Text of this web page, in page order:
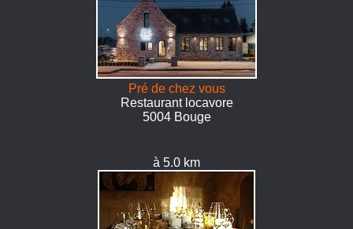
Pré de chez vous
Restaurant locavore
5004 Bouge
à 5.0 km